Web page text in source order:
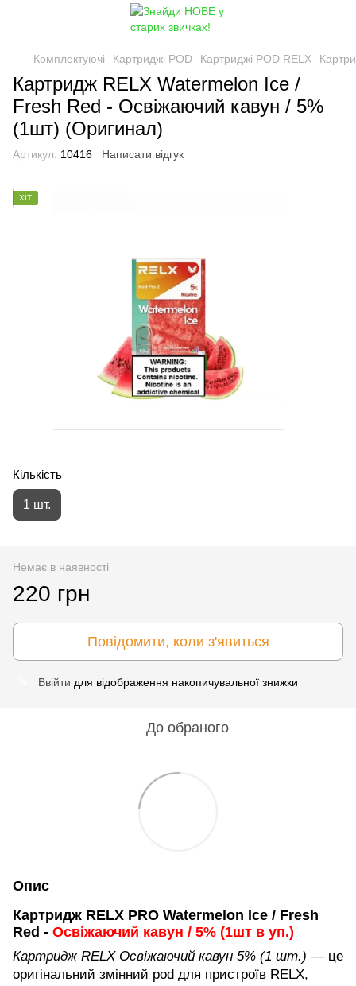
Комплектуючі Картриджі POD Картриджі POD RELX
Картридж RELX Watermelon Ice /
Fresh Red - Освіжаючий кавун / 5%
(1шт) (Оригинал)
Артикул: 10416 Написати відгук
ХІТ
Кількість
1 шт.
Немає в наявності
220 грн
Повідомити, коли з'явиться
Ввійти для відображення накопичувальної знижки
До обраного
Опис
Картридж RELX PRO Watermelon Ice / Fresh
Red - Освіжаючий кавун / 5% (1шт в уп.)
Картридж RELX Освіжаючий кавун 5% (1 шт.) — це
оригінальний змінний pod для пристроїв RELX,